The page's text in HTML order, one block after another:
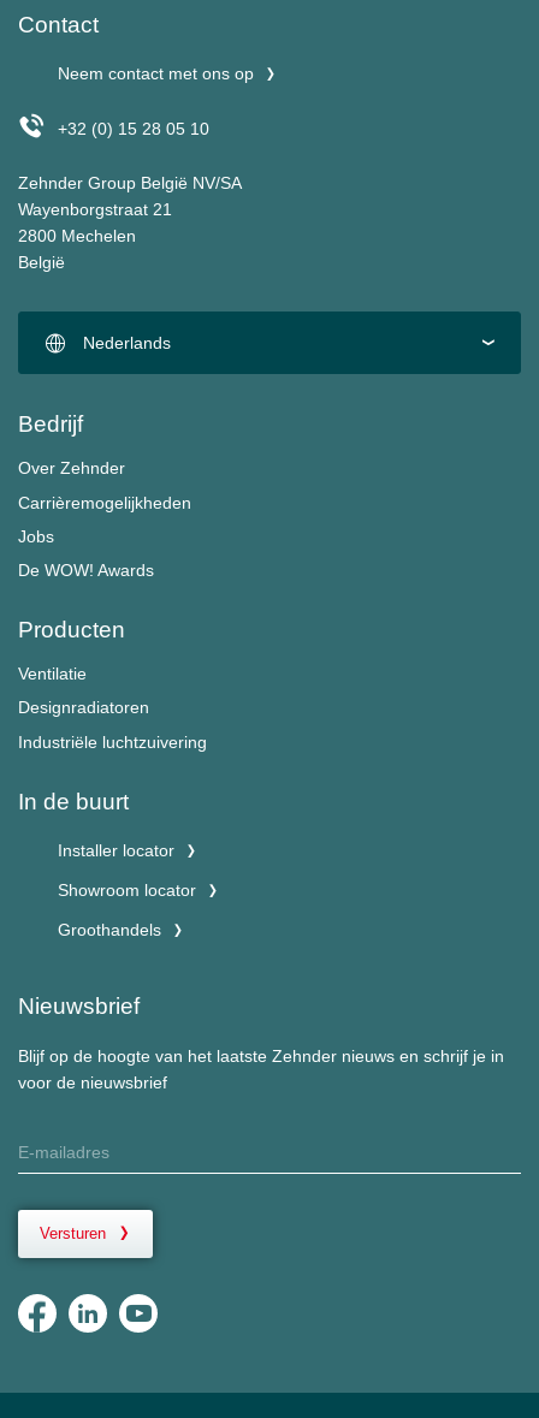
Contact
Neem contact met ons op
+32 (0) 15 28 05 10
Zehnder Group België NV/SA
Wayenborgstraat 21
2800 Mechelen
België
Nederlands
Bedrijf
Over Zehnder
Carrièremogelijkheden
Jobs
De WOW! Awards
Producten
Ventilatie
Designradiatoren
Industriële luchtzuivering
In de buurt
Installer locator
Showroom locator
Groothandels
Nieuwsbrief
Blijf op de hoogte van het laatste Zehnder nieuws en schrijf je in
voor de nieuwsbrief
Versturen